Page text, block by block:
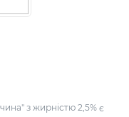
з жирністю 2,5% є